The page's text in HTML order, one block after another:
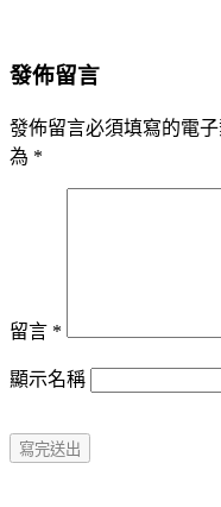
發佈留言
發佈留言必須填寫的電
為 *
留言 *
顯示名稱